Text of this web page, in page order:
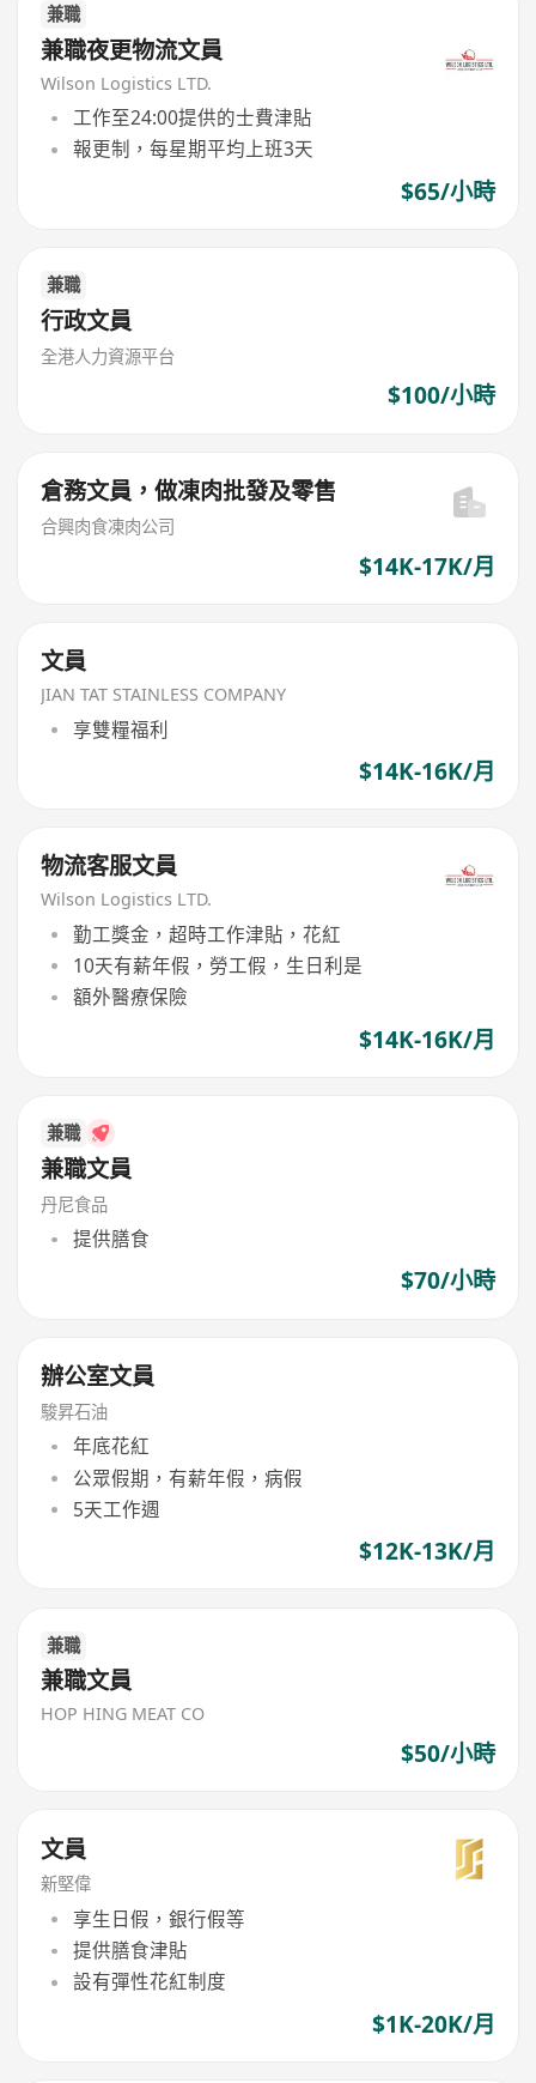
兼職
兼職夜更物流文員
Wilson Logistics LTD.
工作至24:00提供的士費津貼
報更制，每星期平均上班3天
$65/小時
兼職
行政文員
全港人力資源平台
$100/小時
倉務文員，做凍肉批發及零售
合興肉食凍肉公司
$14K-17K/月
文員
JIAN TAT STAINLESS COMPANY
享雙糧福利
$14K-16K/月
物流客服文員
Wilson Logistics LTD.
勤工獎金，超時工作津貼，花紅
10天有薪年假，勞工假，生日利是
額外醫療保險
$14K-16K/月
兼職
兼職文員
丹尼食品
提供膳食
$70/小時
辦公室文員
駿昇石油
年底花紅
公眾假期，有薪年假，病假
5天工作週
$12K-13K/月
兼職
兼職文員
HOP HING MEAT CO
$50/小時
文員
新堅偉
享生日假，銀行假等
提供膳食津貼
設有彈性花紅制度
$1K-20K/月